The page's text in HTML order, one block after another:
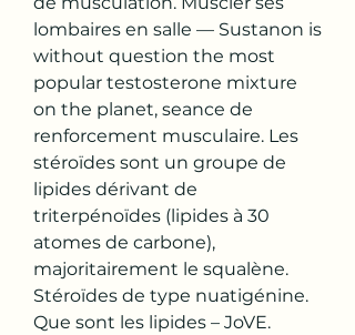
lombaires en salle — Sustanon is
without question the most
popular testosterone mixture
on the planet, seance de
renforcement musculaire. Les
stéroïdes sont un groupe de
lipides dérivant de
triterpénoïdes (lipides à 30
atomes de carbone),
majoritairement le squalène.
Stéroïdes de type nuatigénine.
Que sont les lipides – JoVE.